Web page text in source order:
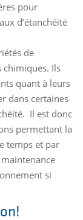
pour
d’étanchéité
de
chimiques. Ils
quant à leurs
dans certaines
Il est donc
permettant la
temps et par
si